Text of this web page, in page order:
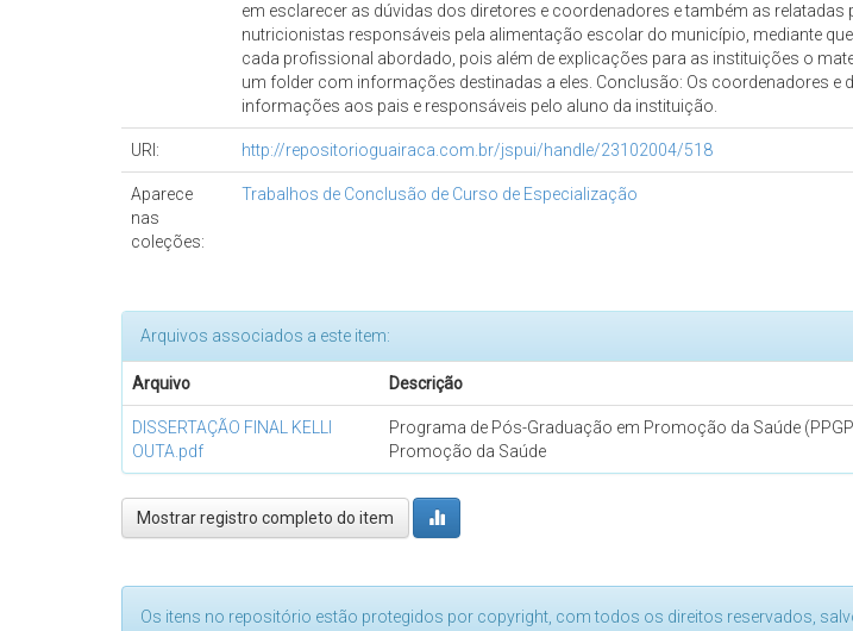
em esclarecer as dúvidas dos diretores e coordenadores e também as
nutricionistas responsáveis pela alimentação escolar do município, mediante
cada profissional abordado, pois além de explicações para as instituições o
um folder com informações destinadas a eles. Conclusão: Os coordenadores
informações aos pais e responsáveis pelo aluno da instituição.
URI: http://repositorioguairaca.com.br/jspui/handle/23102004/518
Aparece
nas
coleções:
Trabalhos de Conclusão de Curso de Especialização
Arquivos associados a este item:
Arquivo Descrição
DISSERTAÇÃO FINAL KELLI
OUTA.pdf
Programa de Pós-Graduação em Promoção da Saúde
Promoção da Saúde
Mostrar registro completo do item
Os itens no repositório estão protegidos por copyright, com todos os direitos reservados,